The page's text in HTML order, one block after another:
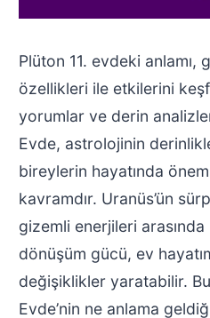
Plüton 11. evdeki anlamı,
özellikleri ile etkilerini
yorumlar ve derin
Evde, astrolojinin
bireylerin hayatında
kavramdır. Uranüs’ün
gizemli enerjileri arasında
dönüşüm gücü, ev
değişiklikler yaratabilir.
Evde’nin ne anlama